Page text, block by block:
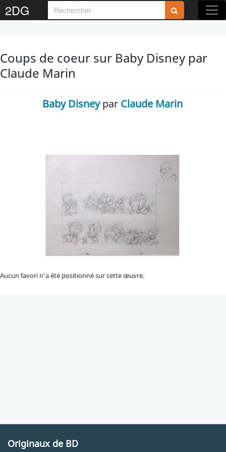
2DG
Coups de coeur sur Baby Disney par
Claude Marin
Baby Disneypar Claude Marin
Aucun favori n'a été positionné sur cette œuvre.
Originaux de BD